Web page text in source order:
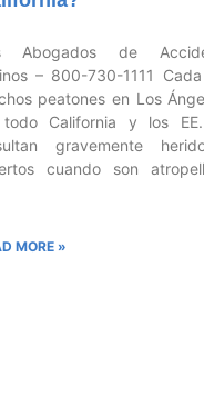
Abogados de
– 800-730-1111
peatones en Los
California y los
gravemente
cuando son
MORE »